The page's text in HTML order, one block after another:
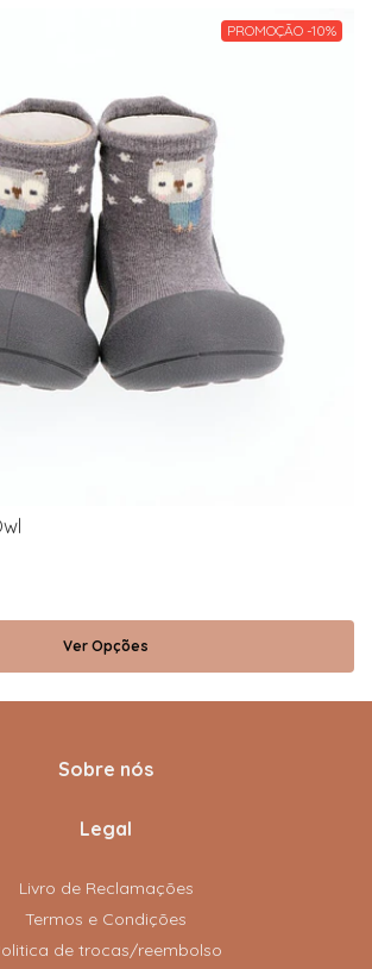
PROMOÇÃO -10%
Ver Opções
Sobre nós
Legal
Livro de Reclamações
Termos e Condições
de trocas/reembolso